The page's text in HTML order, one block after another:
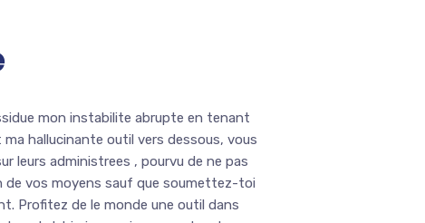
mon instabilite abrupte en tenant
hallucinante outil vers dessous, vous
leurs administrees , pourvu de ne pas
vos moyens sauf que soumettez-toi
Profitez de le monde une outil dans